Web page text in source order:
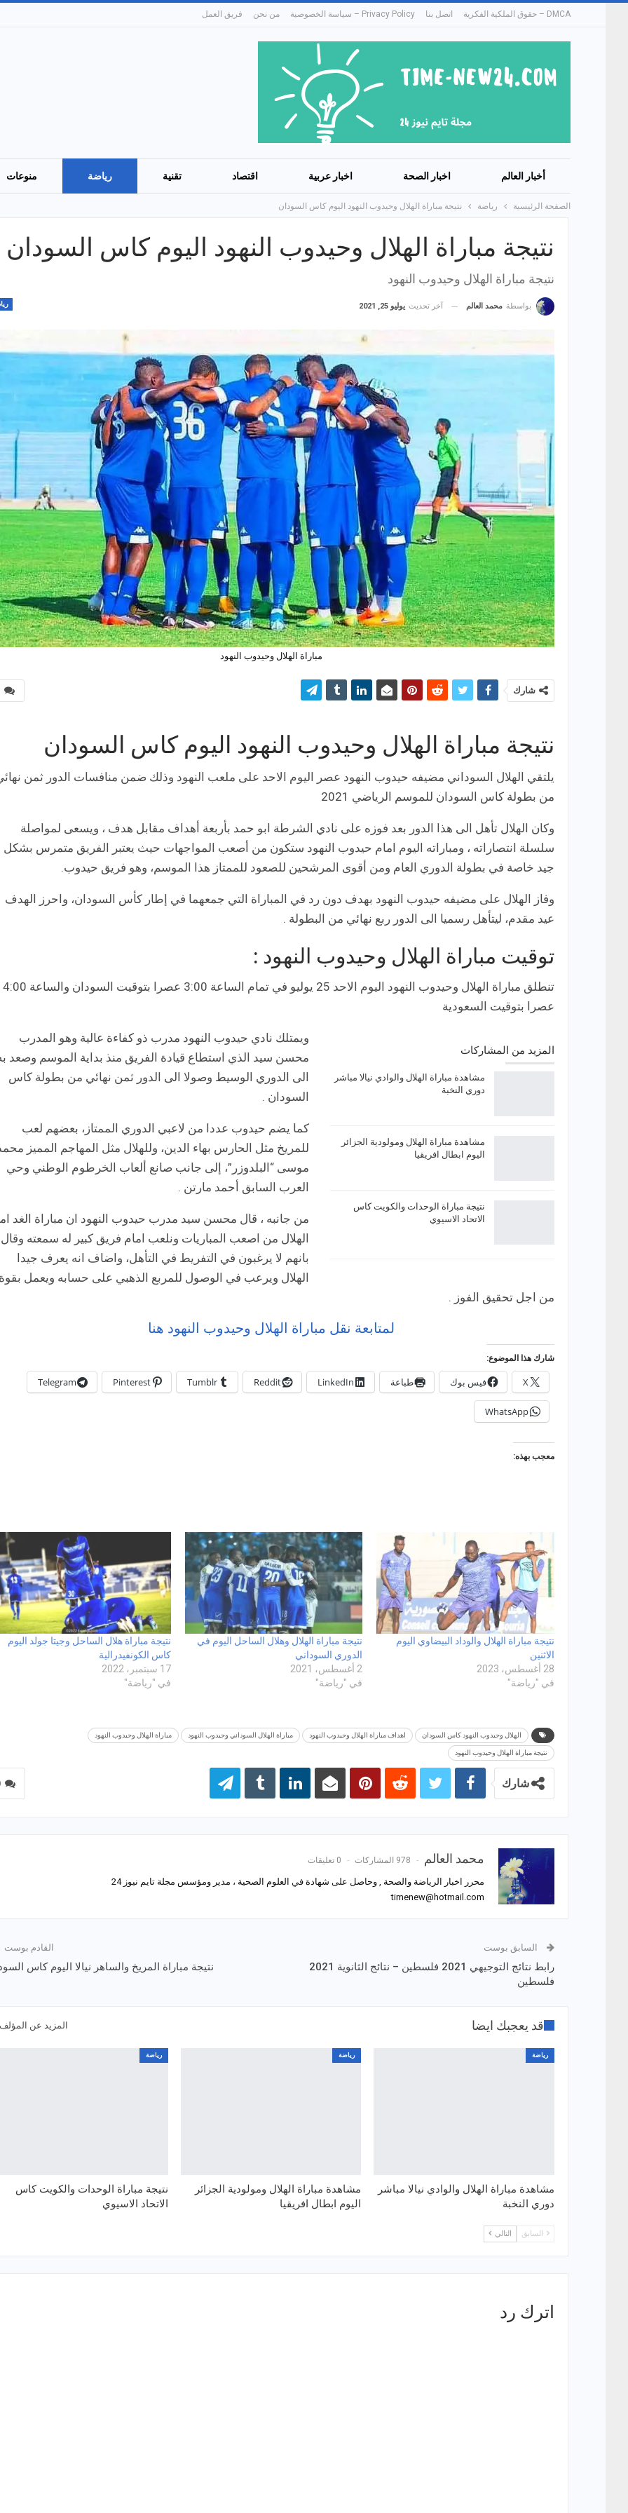
DMCA – حقوق الملكية الفكرية اتصل بنا Privacy Policy – سياسة الخصوصية من نحن فريق العمل
أخبار العالم اخبار الصحة اخبار عربية اقتصاد تقنية رياضة منوعات
الصفحة الرئيسية رياضة نتيجة مباراة الهلال وحيدوب النهود اليوم كاس السودان
نتيجة مباراة الهلال وحيدوب النهود اليوم كاس السودان
نتيجة مباراة الهلال وحيدوب النهود
بواسطة محمد العالم آخر تحديث يوليو 25, 2021
مباراة الهلال وحيدوب النهود
شارك
نتيجة مباراة الهلال وحيدوب النهود اليوم كاس السودان
يلتقي الهلال السوداني مضيفه حيدوب النهود عصر اليوم الاحد على ملعب النهود وذلك ضمن منافسات الدور ثمن
من بطولة كاس السودان للموسم الرياضي 2021
وكان الهلال تأهل الى هذا الدور بعد فوزه على نادي الشرطة ابو حمد بأربعة أهداف مقابل هدف ، ويسعى لمواصلة
سلسلة انتصاراته ، ومباراته اليوم امام حيدوب النهود ستكون من أصعب المواجهات حيث يعتبر الفريق متمرس بشكل
جيد خاصة في بطولة الدوري العام ومن أقوى المرشحين للصعود للممتاز هذا الموسم، وهو فريق حيدوب.
وفاز الهلال على مضيفه حيدوب النهود بهدف دون رد في المباراة التي جمعهما في إطار كأس السودان، واحرز الهدف
عيد مقدم، ليتأهل رسميا الى الدور ربع نهائي من البطولة .
توقيت مباراة الهلال وحيدوب النهود :
تنطلق مباراة الهلال وحيدوب النهود اليوم الاحد 25 يوليو في تمام الساعة 3:00 عصرا بتوقيت السودان والساعة 4:00
عصرا بتوقيت السعودية
المزيد من المشاركات
مشاهدة مباراة الهلال والوادي نيالا مباشر
دوري النخبة
مشاهدة مباراة الهلال ومولودية الجزائر
اليوم ابطال افريقيا
نتيجة مباراة الوحدات والكويت كاس
الاتحاد الاسيوي
ويمتلك نادي حيدوب النهود مدرب ذو كفاءة عالية وهو المدرب
محسن سيد الذي استطاع قيادة الفريق منذ بداية الموسم وصعد
الى الدوري الوسيط وصولا الى الدور ثمن نهائي من بطولة كاس
السودان .
كما يضم حيدوب عددا من لاعبي الدوري الممتاز، بعضهم لعب
للمريخ مثل الحارس بهاء الدين، وللهلال مثل المهاجم المميز
موسى “البلدوزر”، إلى جانب صانع ألعاب الخرطوم الوطني وحي
العرب السابق أحمد مارتن .
من جانبه ، قال محسن سيد مدرب حيدوب النهود ان مباراة الغد
الهلال من اصعب المباريات ونلعب امام فريق كبير له سمعته وقال
بانهم لا يرغبون في التفريط في التأهل، واضاف انه يعرف جيدا
الهلال ويرعب في الوصول للمربع الذهبي على حسابه ويعمل
من اجل تحقيق الفوز .
لمتابعة نقل مباراة الهلال وحيدوب النهود هنا
شارك هذا الموضوع:
X فيس بوك طباعة LinkedIn
Reddit
Tumblr
Pinterest
Telegram
WhatsApp
معجب بهذه:
نتيجة مباراة الهلال والوداد البيضاوي اليوم
الاثنين
28 أغسطس، 2023
في "رياضة"
نتيجة مباراة الهلال وهلال الساحل اليوم في
الدوري السوداني
2 أغسطس، 2021
في "رياضة"
نتيجة مباراة هلال الساحل وجيتا جولد اليوم
كاس الكونفيدرالية
17 سبتمبر، 2022
في "رياضة"
الهلال وحيدوب النهود كاس السودان اهداف مباراة الهلال وحيدوب النهود مباراة الهلال السوداني وحيدوب النهود مباراة الهلال وحيدوب النهود
نتيجة مباراة الهلال وحيدوب النهود
شارك
محمد العالم 978 المشاركات 0 تعليقات
محرر اخبار الرياضة والصحة , وحاصل على شهادة في العلوم الصحية ، مدير ومؤسس مجلة تايم نيوز 24
timenew@hotmail.com
السابق بوست
رابط نتائج التوجيهي 2021 فلسطين – نتائج الثانوية 2021
فلسطين
القادم بوست
نتيجة مباراة المريخ والساهر نيالا اليوم كاس
قد يعجبك ايضا المزيد عن المؤلف
رياضة
مشاهدة مباراة الهلال والوادي نيالا مباشر
دوري النخبة
رياضة
مشاهدة مباراة الهلال ومولودية الجزائر
اليوم ابطال افريقيا
رياضة
نتيجة مباراة الوحدات والكويت كاس
الاتحاد الاسيوي
السابق التالي
اترك رد